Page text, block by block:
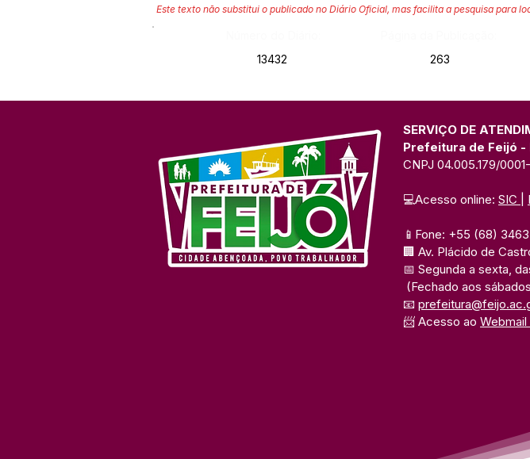
Este texto não substitui o publicado no Diário Oficial, mas facilita a pesquisa para
13432
263
SERVIÇO DE
Prefeitura de Feijó -
CNPJ 04.005.179/
💻Acesso online: SIC
📱Fone: +55 (68)
🏢 Av. Plácido de
📅 Segunda a sexta,
(Fechado aos
📧
📨 Acesso ao